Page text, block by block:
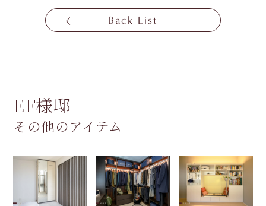
Back List
EF様邸
その他のアイテム